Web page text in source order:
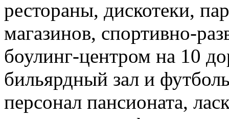
рестораны, дискотеки,
магазинов, спортивно-
боулинг-центром на 10
бильярдный зал и
персонал пансионата,